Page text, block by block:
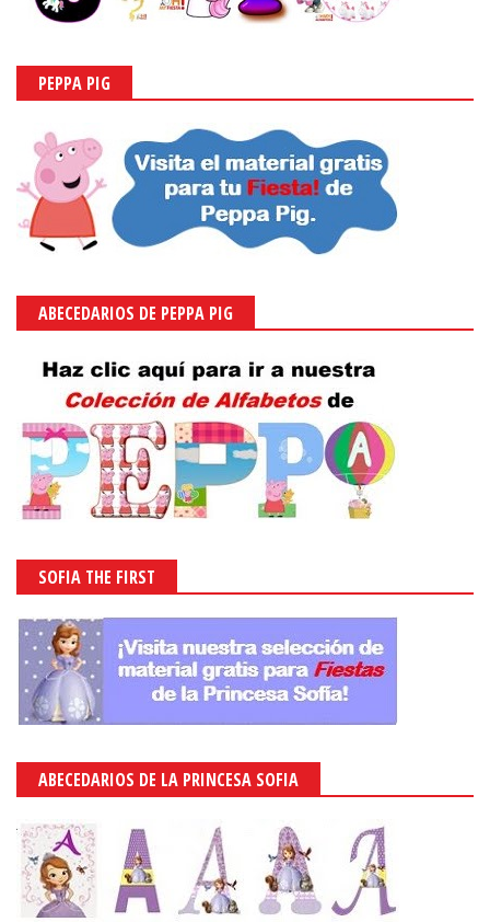
PEPPA PIG
ABECEDARIOS DE PEPPA PIG
SOFIA THE FIRST
ABECEDARIOS DE LA PRINCESA SOFIA